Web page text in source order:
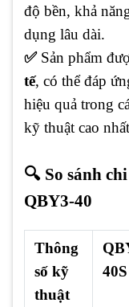
độ bền, khả
dụng lâu dài.
✅ Sản phẩm
tế, có thể đáp
hiệu quả trong
kỹ thuật cao
🔍 So sánh
QBY3-40
Thông
số kỹ
thuật